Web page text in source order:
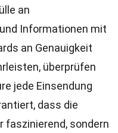
an
Informationen mit
an Genauigkeit
überprüfen
jede Einsendung
dass die
faszinierend, sondern